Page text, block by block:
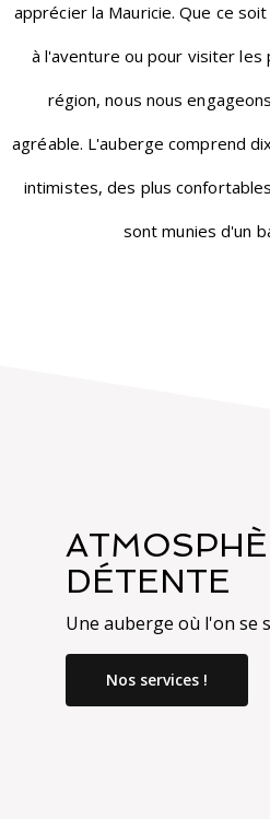
apprécier la Mauricie. Que ce
à l'aventure ou pour visiter les
région, nous nous
agréable. L'auberge comprend
intimistes, des plus
sont munies d'un
DÉTENTE
Une auberge où l'on se
Nos services !